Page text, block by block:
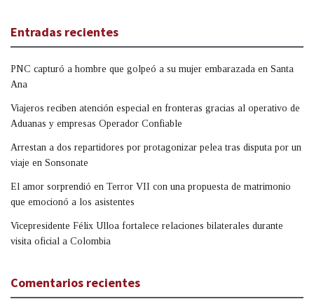
Entradas recientes
PNC capturó a hombre que golpeó a su mujer embarazada en Santa
Ana
Viajeros reciben atención especial en fronteras gracias al operativo de
Aduanas y empresas Operador Confiable
Arrestan a dos repartidores por protagonizar pelea tras disputa por un
viaje en Sonsonate
El amor sorprendió en Terror VII con una propuesta de matrimonio
que emocionó a los asistentes
Vicepresidente Félix Ulloa fortalece relaciones bilaterales durante
visita oficial a Colombia
Comentarios recientes